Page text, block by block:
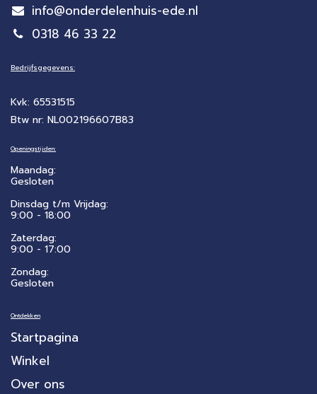
info@onderdelenhuis-ede.nl
0318 46 33 22
Bedrijfsgegevens:
Kvk: 65531515
Btw nr: NL002196607B83
Openingstijden:
Maandag:
Gesloten
Dinsdag t/m Vrijdag:
9:00 - 18:00
Zaterdag:
​9:00 - 17:00
Zondag:
Gesloten
Ontdekken
Startpagina
Winkel
Over ons